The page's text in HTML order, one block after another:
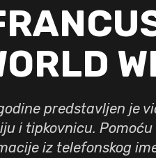
predstavljen je
i tipkovnicu.
iz telefonskog